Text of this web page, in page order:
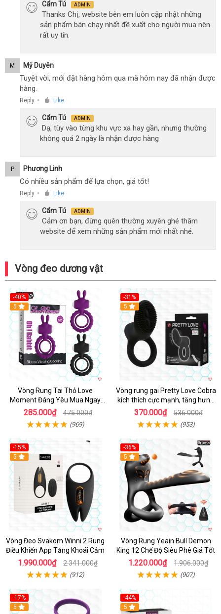
Cẩm Tú ADMIN
Thanks Chị, website bên em luôn cập nhật những
sản phẩm bán chạy nhất đề xuất cho người mua nên
rất uy tín.
M Mỹ Duyên
Tuyệt vời, mới đặt hàng hôm qua mà hôm nay đã nhận được
hàng.
Reply ● Like
Cẩm Tú ADMIN
Dạ, tùy vào từng khu vực xa hay gần, nhưng thường
không quá 2 ngày là nhận được hàng
P Phương Linh
Có nhiều sản phẩm để lựa chọn, giá tốt!
Reply ● Like
Cẩm Tú ADMIN
Cảm ơn bạn, đừng quên thường xuyên ghé thăm
website để xem những sản phẩm mới nhất nhé.
Vòng đeo dương vật
-40%
5
Vòng Rung Tai Thỏ Love
Moment Đáng Yêu Mua Ngay
Giá Tốt
285.000₫ 475.000₫
(969)
-31%
5
Vòng rung gai Pretty Love Cobra
kích thích cực mạnh, tăng hưng
phấn
370.000₫ 536.000₫
(953)
-15%
Hot
5
Vòng Đeo Svakom Winni 2 Rung
Điều Khiển App Tăng Khoái Cảm
1.990.000₫ 2.341.000₫
(912)
-36%
Hot
5
Vòng Rung Yeain Bull Demon
King 12 Chế Độ Siêu Phê Giá Tốt
1.220.000₫ 1.906.000₫
(907)
-17%
Hot
5
-44%
5